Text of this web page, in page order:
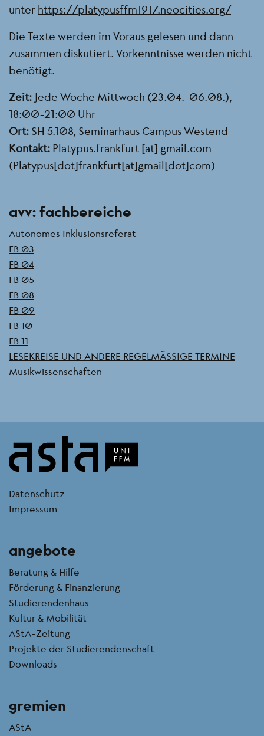
unter https://platypusffm1917.neocities.org/
Die Texte werden im Voraus gelesen und dann
zusammen diskutiert. Vorkenntnisse werden nicht
benötigt.
Zeit: Jede Woche Mittwoch (23.04.-06.08.),
18:00-21:00 Uhr
Ort: SH 5.108, Seminarhaus Campus Westend
Kontakt: Platypus.frankfurt [at] gmail.com
(Platypus[dot]frankfurt[at]gmail[dot]com)
Seitenleiste
avv: fachbereiche
Autonomes Inklusionsreferat
FB 03
FB 04
FB 05
FB 08
FB 09
FB 10
FB 11
LESEKREISE UND ANDERE REGELMÄSSIGE TERMINE
Musikwissenschaften
kontakt
Datenschutz
Impressum
angebote
Beratung & Hilfe
Förderung & Finanzierung
Studierendenhaus
Kultur & Mobilität
AStA-Zeitung
Projekte der Studierendenschaft
Downloads
gremien
AStA